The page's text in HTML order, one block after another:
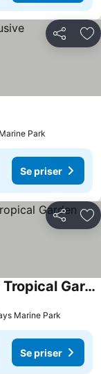
Dela
Park
Se priser
Dela
Beachfront Villa Quiet Location Tropical Garden
Marine Park
Se priser